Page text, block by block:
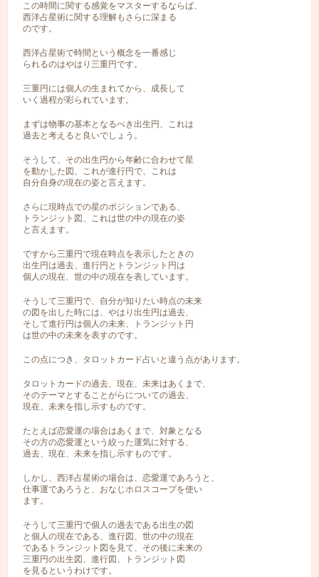
この時間に関する感覚をマスターするならば、
西洋占星術に関する理解もさらに深まる
のです。
西洋占星術で時間という概念を一番感じ
られるのはやはり三重円です。
三重円には個人の生まれてから、成長して
いく過程が彩られています。
まずは物事の基本となるべき出生円、これは
過去と考えると良いでしょう。
そうして、その出生円から年齢に合わせて星
を動かした図、これが進行円で、これは
自分自身の現在の姿と言えます。
さらに現時点での星のポジションである、
トランジット図、これは世の中の現在の姿
と言えます。
ですから三重円で現在時点を表示したときの
出生円は過去、進行円とトランジット円は
個人の現在、世の中の現在を表しています。
そうして三重円で、自分が知りたい時点の未来
の図を出した時には、やはり出生円は過去、
そして進行円は個人の未来、トランジット円
は世の中の未来を表すのです。
この点につき、タロットカード占いと違う点があります。
タロットカードの過去、現在、未来はあくまで、
そのテーマとすることがらについての過去、
現在、未来を指し示すものです。
たとえば恋愛運の場合はあくまで、対象となる
その方の恋愛運という絞った運気に対する、
過去、現在、未来を指し示すものです。
しかし、西洋占星術の場合は、恋愛運であろうと、
仕事運であろうと、おなじホロスコープを使い
ます。
そうして三重円で個人の過去である出生の図
と個人の現在である、進行図、世の中の現在
であるトランジット図を見て、その後に未来の
三重円の出生図、進行図、トランジット図
を見るというわけです。